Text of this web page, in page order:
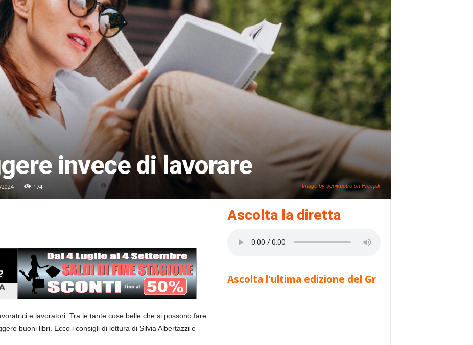
Image by senivpetro on Freepik
invece di lavorare
174
e lavoratori. Tra le tante cose belle che si possono fare
buoni libri. Ecco i consigli di lettura di Silvia Albertazzi e
Ascolta la diretta
Ascolta l'ultima edizione del Gr